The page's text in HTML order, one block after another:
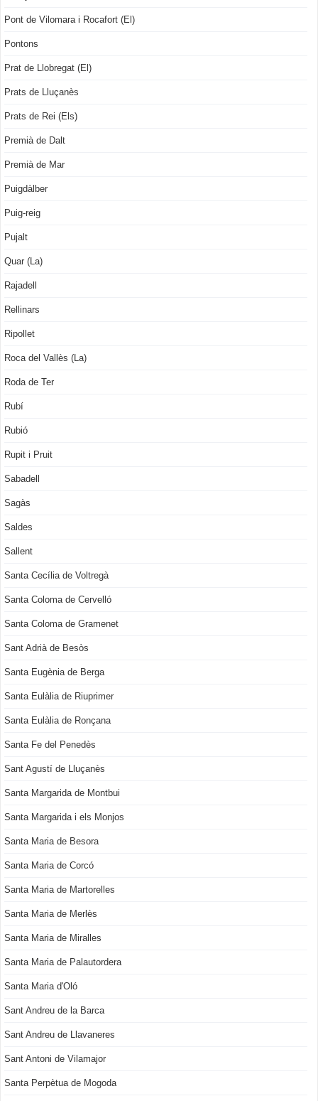
Pont de Vilomara i Rocafort (El)
Pontons
Prat de Llobregat (El)
Prats de Lluçanès
Prats de Rei (Els)
Premià de Dalt
Premià de Mar
Puigdàlber
Puig-reig
Pujalt
Quar (La)
Rajadell
Rellinars
Ripollet
Roca del Vallès (La)
Roda de Ter
Rubí
Rubió
Rupit i Pruit
Sabadell
Sagàs
Saldes
Sallent
Santa Cecília de Voltregà
Santa Coloma de Cervelló
Santa Coloma de Gramenet
Sant Adrià de Besòs
Santa Eugènia de Berga
Santa Eulàlia de Riuprimer
Santa Eulàlia de Ronçana
Santa Fe del Penedès
Sant Agustí de Lluçanès
Santa Margarida de Montbui
Santa Margarida i els Monjos
Santa Maria de Besora
Santa Maria de Corcó
Santa Maria de Martorelles
Santa Maria de Merlès
Santa Maria de Miralles
Santa Maria de Palautordera
Santa Maria d'Oló
Sant Andreu de la Barca
Sant Andreu de Llavaneres
Sant Antoni de Vilamajor
Santa Perpètua de Mogoda